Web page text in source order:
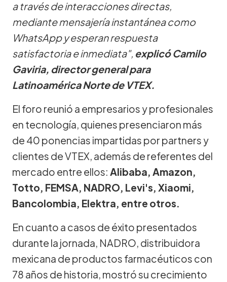
a través de interacciones directas,
mediante mensajería instantánea como
WhatsApp y esperan respuesta
satisfactoria e inmediata", explicó Camilo
Gaviria, director general para
Latinoamérica Norte de VTEX.
El foro reunió a empresarios y profesionales
en tecnología, quienes presenciaron más
de 40 ponencias impartidas por partners y
clientes de VTEX, además de referentes del
mercado entre ellos: Alibaba, Amazon,
Totto, FEMSA, NADRO, Levi's, Xiaomi,
Bancolombia, Elektra, entre otros.
En cuanto a casos de éxito presentados
durante la jornada, NADRO, distribuidora
mexicana de productos farmacéuticos con
78 años de historia, mostró su crecimiento